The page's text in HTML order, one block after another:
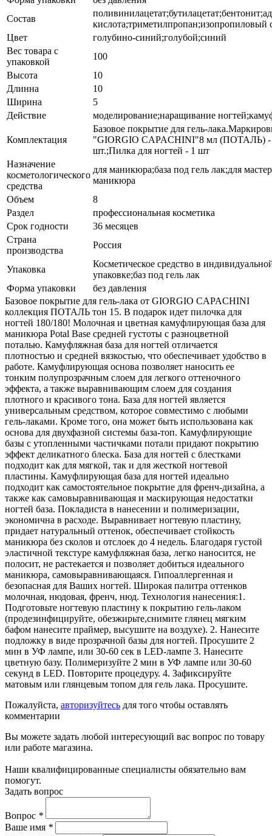
Состав
кислота;триметилпропан;изопропиловый
Цвет
голубино-синий;голубой;синий
Вес товара с
упаковкой
100
Высота
10
Длинна
10
Ширина
5
Действие
моделирование;наращивание
Комплектация
Базовое покрытие для гель-
"GIORGIO CAPACHINI"8 мл (ПОТАЛЬ) -
шт.;Пилка для ногтей - 1 шт
Назначение
косметологического
средства
для маникюра;база под гель лак;для
маникюра
Объем
8
Раздел
профессиональная косметика
Срок годности
36 месяцев
Страна
производства
Россия
Упаковка
Косметическое средство в
упаковке;баз под гель лак
Форма упаковки
без давления
Базовое покрытие для гель-лака от GIORGIO CAPACHINI
коллекция ПОТАЛЬ тон 15. В подарок идет пилочка для
ногтей 180/180! Молочная и цветная камуфлирующая база для
маникюра Potal Base средней густоты с разноцветной
поталью. Камуфляжная база для ногтей отличается
плотностью и средней вязкостью, что обеспечивает удобство в
работе. Камуфлирующая основа позволяет наносить ее
тонким полупрозрачным слоем для легкого оттеночного
эффекта, а также выравнивающим слоем для создания
плотного и красивого тона. База для ногтей является
универсальным средством, которое совместимо с любыми
гель-лаками. Кроме того, она может быть использована как
основа для двухфазной системы база-топ. Камуфлирующие
базы с утопленными частичками потали придают покрытию
эффект деликатного блеска. База для ногтей с блестками
подходит как для мягкой, так и для жесткой ногтевой
пластины. Камуфлирующая база для ногтей идеально
подходит как самостоятельное покрытие для френч-дизайна, а
также как самовыравнивающая и маскирующая недостатки
ногтей база. Покладиста в нанесении и полимеризации,
экономична в расходе. Выравнивает ногтевую пластину,
придает натуральный оттенок, обеспечивает стойкость
маникюра без сколов и отслоек до 4 недель. Благодаря густой
эластичной текстуре камуфляжная база, легко наносится, не
полосит, не растекается и позволяет добиться идеального
маникюра, самовыравнивающаяся. Гипоаллергенная и
безопасная для Ваших ногтей. Широкая палитра оттенков
молочная, нюдовая, френч, нюд. Технология нанесения:1.
Подготовьте ногтевую пластину к покрытию гель-лаком
(продезинфицируйте, обезжирьте,снимите глянец мягким
бафом нанесите праймер, высушите на воздухе). 2. Нанесите
подложку в виде прозрачной базы для ногтей. Просушите 2
мин в УФ лампе, или 30-60 сек в LED-лампе 3. Нанесите
цветную базу. Полимеризуйте 2 мин в УФ лампе или 30-60
секунд в LED. Повторите процедуру. 4. Зафиксируйте
матовым или глянцевым топом для гель лака. Просушите.
Пожалуйста, авторизуйтесь для того чтобы оставлять
комментарии
Вы можете задать любой интересующий вас вопрос по товару
или работе магазина.
Наши квалифицированные специалисты обязательно вам
помогут.
Задать вопрос
Вопрос *
Ваше имя *